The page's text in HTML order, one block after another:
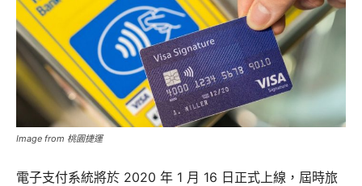
Image from 桃園捷運
電子支付系統將於 2020 年 1 月 16 日正式上線，屆時旅